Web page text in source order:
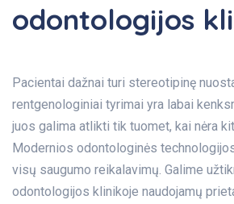
odontologijos
Pacientai dažnai turi stereotipinę
rentgenologiniai tyrimai yra labai
juos galima atlikti tik tuomet, kai nėra
Modernios odontologinės
visų saugumo reikalavimų. Galime
odontologijos klinikoje naudojamų